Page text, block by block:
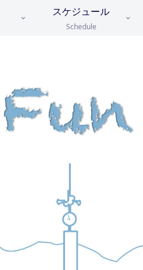
スケジュール
Schedule